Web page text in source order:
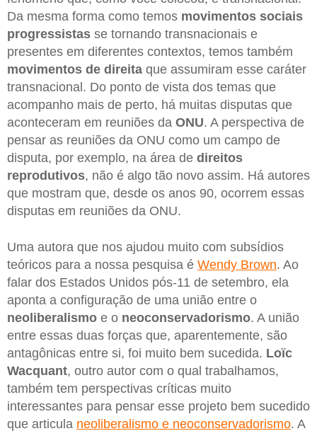
Da mesma forma como temos movimentos sociais
progressistas se tornando transnacionais e
presentes em diferentes contextos, temos também
movimentos de direita que assumiram esse caráter
transnacional. Do ponto de vista dos temas que
acompanho mais de perto, há muitas disputas que
aconteceram em reuniões da ONU. A perspectiva de
pensar as reuniões da ONU como um campo de
disputa, por exemplo, na área de direitos
reprodutivos, não é algo tão novo assim. Há autores
que mostram que, desde os anos 90, ocorrem essas
disputas em reuniões da ONU.
Uma autora que nos ajudou muito com subsídios
teóricos para a nossa pesquisa é Wendy Brown. Ao
falar dos Estados Unidos pós-11 de setembro, ela
aponta a configuração de uma união entre o
neoliberalismo e o neoconservadorismo. A união
entre essas duas forças que, aparentemente, são
antagônicas entre si, foi muito bem sucedida. Loïc
Wacquant, outro autor com o qual trabalhamos,
também tem perspectivas críticas muito
interessantes para pensar esse projeto bem sucedido
que articula neoliberalismo e neoconservadorismo. A